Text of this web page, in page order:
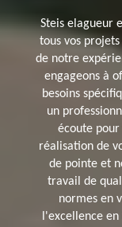
Steis elagueur
tous vos
de notre
engageons à
besoins
un
écoute
réalisation de
de pointe et
travail de
normes en
l'excellence